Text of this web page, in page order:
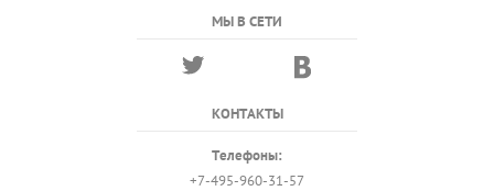
МЫ В СЕТИ
КОНТАКТЫ
Телефоны:
+7-495-960-31-57